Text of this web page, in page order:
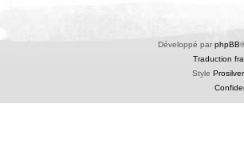
Développé par phpBB
Traduction
Style